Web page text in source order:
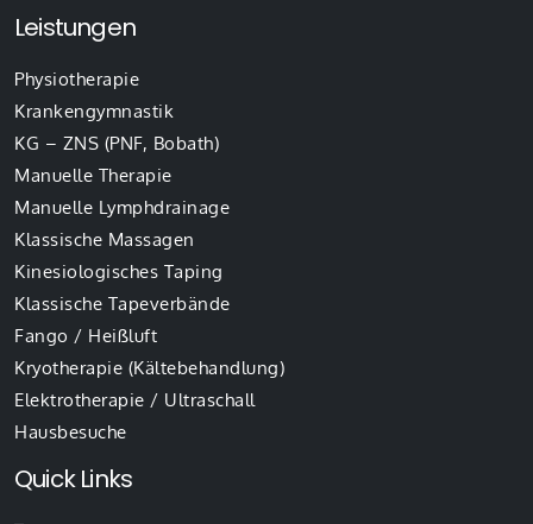
Leistungen
Physiotherapie
Krankengymnastik
KG – ZNS (PNF, Bobath)
Manuelle Therapie
Manuelle Lymphdrainage
Klassische Massagen
Kinesiologisches Taping
Klassische Tapeverbände
Fango / Heißluft
Kryotherapie (Kältebehandlung)
Elektrotherapie / Ultraschall
Hausbesuche
Quick Links